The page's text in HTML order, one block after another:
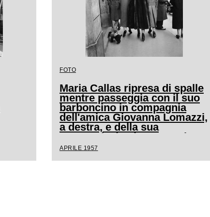
FOTO
Maria Callas ripresa di spalle
mentre passeggia con il suo
barboncino in compagnia
dell'amica Giovanna Lomazzi,
a destra, e della sua
segretaria, in via Manzoni a
Milano
APRILE 1957